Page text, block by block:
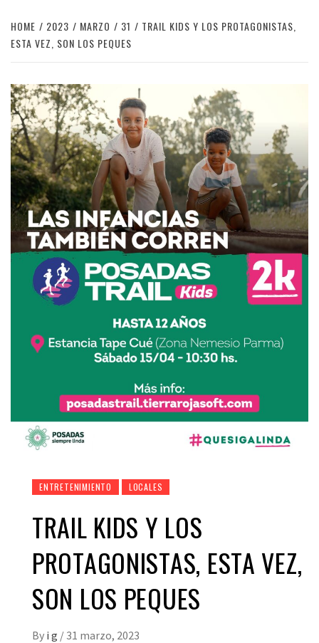
HOME 2023 MARZO 31
TRAIL KIDS Y LOS PROTAGONISTAS,
ESTA VEZ, SON LOS PEQUES
ENTRETENIMIENTO LOCALES
TRAIL KIDS Y LOS
PROTAGONISTAS, ESTA VEZ,
SON LOS PEQUES
By i g / 31 marzo, 2023